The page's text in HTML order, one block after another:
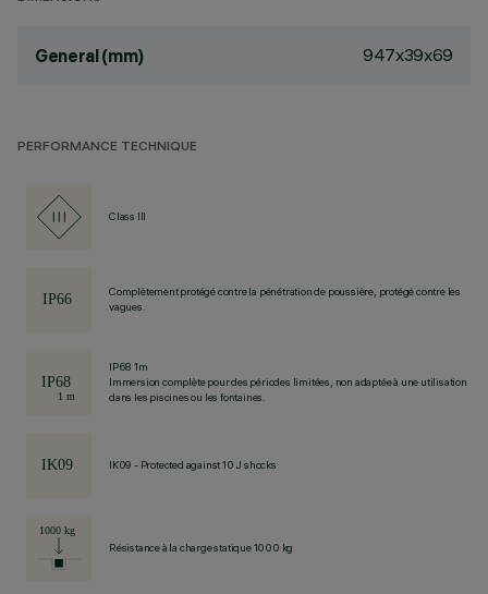
General (mm) 947x39x69
PERFORMANCE TECHNIQUE
Class III
Complètement protégé contre la pénétration de poussière, protégé contre les
vagues.
IP68 1m
Immersion complète pour des périodes limitées, non adaptée à une utilisation
dans les piscines ou les fontaines.
IK09 - Protected against 10 J shocks
Résistance à la charge statique 1000 kg